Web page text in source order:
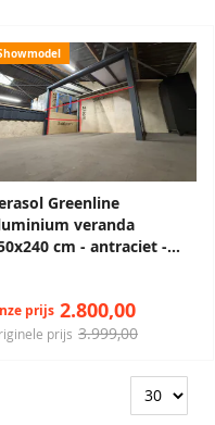
Greenline
veranda
cm - antraciet -
dakbedekking -
prijs 3.999,00
prijs 2.800,00